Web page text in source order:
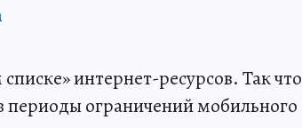
интернет-ресурсов. Так что
периоды ограничений мобильного